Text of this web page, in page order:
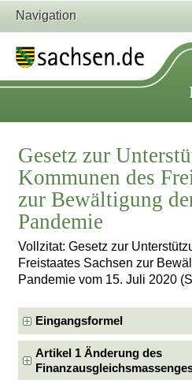
Navigation
Gesetz zur
Kommunen des
zur Bewältigung
Pandemie
Vollzitat: Gesetz zur
Freistaates Sachsen zur
Pandemie vom 15. Juli 2020
Eingangsformel
Artikel 1 Änderung des